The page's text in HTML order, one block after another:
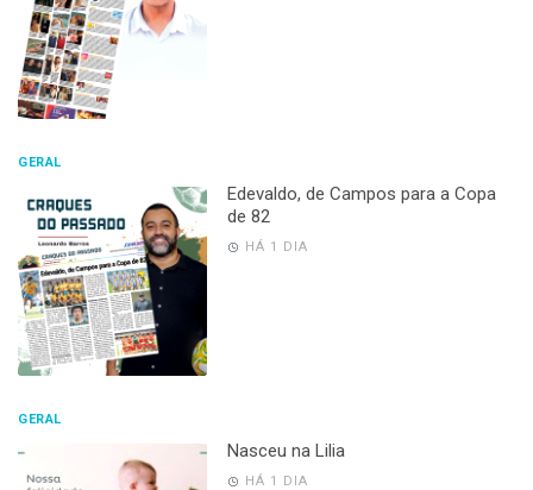
GERAL
Edevaldo, de Campos para a Copa
de 82
HÁ 1 DIA
GERAL
Nasceu na Lilia
HÁ 1 DIA